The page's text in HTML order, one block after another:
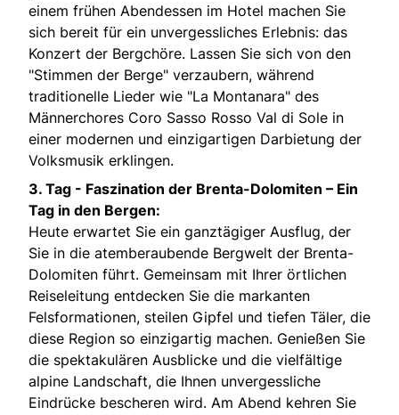
einem frühen Abendessen im Hotel machen Sie
sich bereit für ein unvergessliches Erlebnis: das
Konzert der Bergchöre. Lassen Sie sich von den
"Stimmen der Berge" verzaubern, während
traditionelle Lieder wie "La Montanara" des
Männerchores Coro Sasso Rosso Val di Sole in
einer modernen und einzigartigen Darbietung der
Volksmusik erklingen.
3. Tag - Faszination der Brenta-Dolomiten – Ein
Tag in den Bergen:
Heute erwartet Sie ein ganztägiger Ausflug, der
Sie in die atemberaubende Bergwelt der Brenta-
Dolomiten führt. Gemeinsam mit Ihrer örtlichen
Reiseleitung entdecken Sie die markanten
Felsformationen, steilen Gipfel und tiefen Täler, die
diese Region so einzigartig machen. Genießen Sie
die spektakulären Ausblicke und die vielfältige
alpine Landschaft, die Ihnen unvergessliche
Eindrücke bescheren wird. Am Abend kehren Sie